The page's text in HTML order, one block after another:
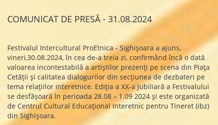
COMUNICAT DE PRESĂ - 31.08.2024
Festivalul Intercultural ProEtnica - Sighișoara a ajuns,
vineri,30.08.2024, în cea de-a treia zi, confirmând încă o dată
valoarea incontestabilă a artiștilor prezenți pe scena din Piața
Cetății și calitatea dialogurilor din secțiunea de dezbateri pe
tema relațiilor interetnice. Ediția a XX-a jubiliară a Festivalului
se desfășoară în perioada 28.08 – 1.09 2024 și este organizată
de Centrul Cultural Educațional Interetnic pentru Tineret (ibz)
din Sighișoara.